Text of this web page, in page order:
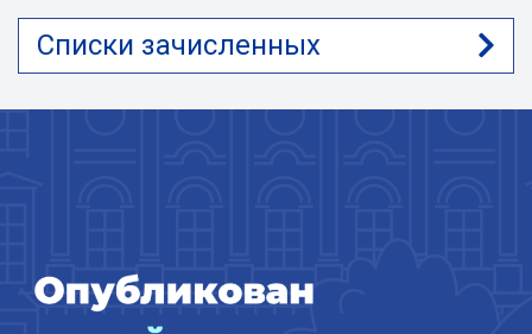
Списки зачисленных